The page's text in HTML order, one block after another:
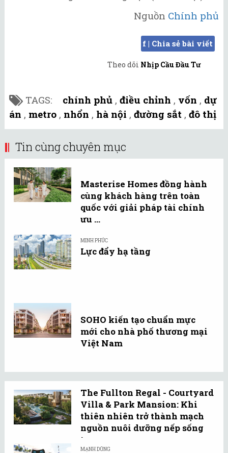
Nguồn Chính phủ
f | Chia sẻ bài viết
Theo dõi Nhịp Cầu Đầu Tư
TAGS: chính phủ , điều chỉnh , vốn , dự
án , metro , nhổn , hà nội , đường sắt , đô thị
Tin cùng chuyên mục
Masterise Homes đồng hành
cùng khách hàng trên toàn
quốc với giải pháp tài chính
ưu ...
MINH PHÚC
Lực đẩy hạ tầng
SOHO kiến tạo chuẩn mực
mới cho nhà phố thương mại
Việt Nam
The Fullton Regal - Courtyard
Villa & Park Mansion: Khi
thiên nhiên trở thành mạch
nguồn nuôi dưỡng nếp sống
tự ...
MẠNH DŨNG